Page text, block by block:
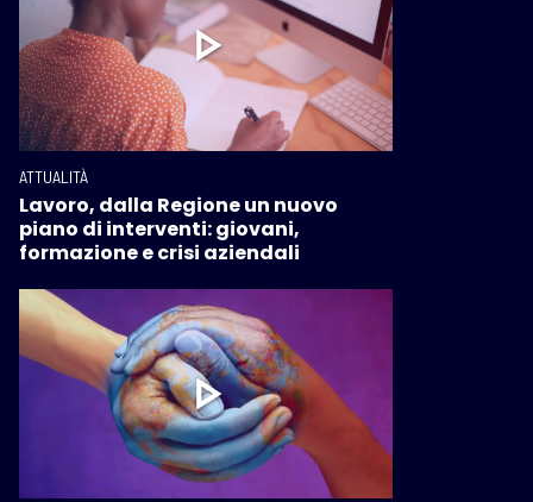
ATTUALITÀ
Lavoro, dalla Regione un nuovo
piano di interventi: giovani,
formazione e crisi aziendali